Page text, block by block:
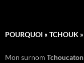
POURQUOI « TCHOUK »
Mon surnom Tchoucaton